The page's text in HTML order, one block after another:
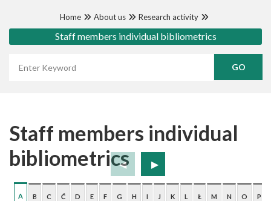
Home About us Research activity
Staff members individual bibliometrics
Staff members individual
bibliometrics
A B C Ć D E F G H I J K L Ł M N O P